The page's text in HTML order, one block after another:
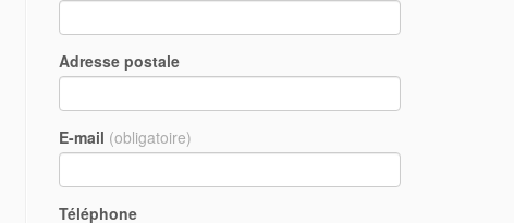
Adresse postale
E-mail (obligatoire)
Téléphone